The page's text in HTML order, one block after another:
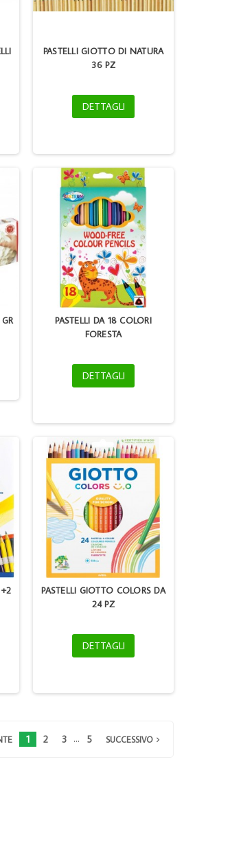
PASTELLI GIOTTO DI NATURA
36 PZ
DETTAGLI
PASTELLI DA 18 COLORI
FORESTA
DETTAGLI
PASTELLI GIOTTO COLORS DA
24 PZ
DETTAGLI
1 2 3 … 5 SUCCESSIVO